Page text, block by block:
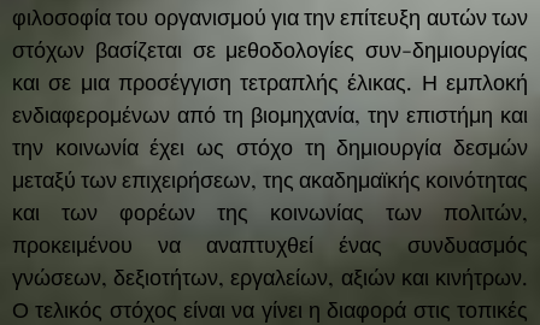
φιλοσοφία του οργανισμού για την επίτευξη αυτών των
στόχων βασίζεται σε μεθοδολογίες συν-δημιουργίας
και σε μια προσέγγιση τετραπλής έλικας. Η εμπλοκή
ενδιαφερομένων από τη βιομηχανία, την επιστήμη και
την κοινωνία έχει ως στόχο τη δημιουργία δεσμών
μεταξύ των επιχειρήσεων, της ακαδημαϊκής κοινότητας
και των φορέων της κοινωνίας των πολιτών,
προκειμένου να αναπτυχθεί ένας συνδυασμός
γνώσεων, δεξιοτήτων, εργαλείων, αξιών και κινήτρων.
Ο τελικός στόχος είναι να γίνει η διαφορά στις τοπικές